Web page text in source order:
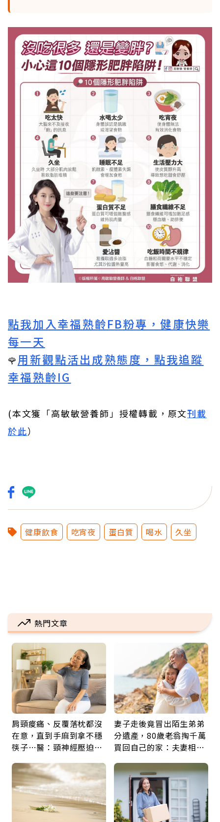
點我加入幸福熟齡FB粉專，健康快樂
每一天
🌹用新觀點活出成熟態度，點我追蹤
幸福熟齡IG
(本文獲「高敏敏營養師」授權轉載，原文刊載
於此）
健康飲食 吃宵夜 蛋白質 喝水 久坐
熱門文章
肩頸痠痛、反覆落枕都沒
在意，直到手麻到拿不穩
筷子…醫：頸神經壓迫上
鍵
妻子走後竟冒出陌生弟弟
分遺產，80歲老翁掏千萬
買回自己的家：夫妻相守